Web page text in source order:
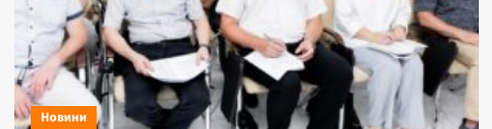
Новини